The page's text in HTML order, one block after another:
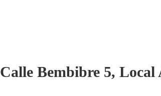
Calle Bembibre 5,